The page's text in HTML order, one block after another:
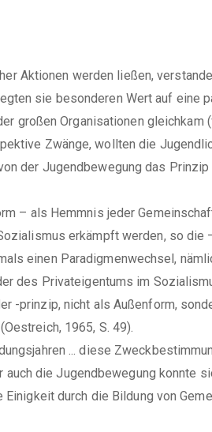
Aktionen werden ließen,
sie besonderen Wert auf eine
großen Organisationen gleichkam
Zwänge, wollten die
der Jugendbewegung das Prinzip
– als Hemmnis jeder
erkämpft werden, so die
einen Paradigmenwechsel,
des Privateigentums im
prinzip, nicht als Außenform,
1965, S. 49).
... diese
die Jugendbewegung konnte
durch die Bildung von